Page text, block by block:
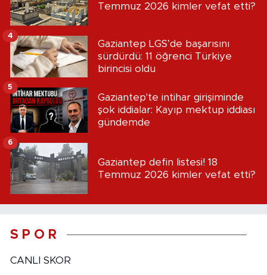
Temmuz 2026 kimler vefat etti?
Gaziantep LGS’de başarısını
sürdürdü: 11 öğrenci Türkiye
birincisi oldu
4
Gaziantep'te intihar girişiminde
şok iddialar: Kayıp mektup iddiası
gündemde
5
Gaziantep defin listesi! 18
Temmuz 2026 kimler vefat etti?
6
S P O R
CANLI SKOR